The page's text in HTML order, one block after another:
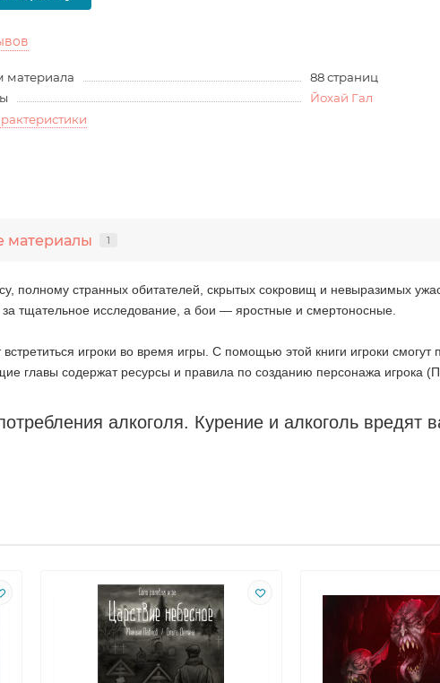
материала
88 страниц
Йохай Гал
материалы 1
полному странных обитателей, скрытых сокровищ и невыразимых
тщательное исследование, а бои — яростные и смертоносные.
игроки во время игры. С помощью этой книги игроки смогут
главы содержат ресурсы и правила по созданию персонажа игрока
алкоголя. Курение и алкоголь вредят